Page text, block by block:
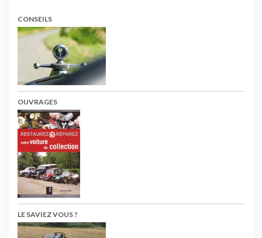
CONSEILS
OUVRAGES
LE SAVIEZ VOUS ?